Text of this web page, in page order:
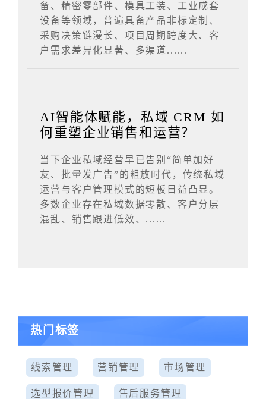
备、精密零部件、模具工装、工业成套
设备等领域，普遍具备产品非标定制、
采购决策链漫长、项目周期跨度大、客
户需求差异化显著、多渠道......
AI智能体赋能，私域 CRM 如
何重塑企业销售和运营？
当下企业私域经营早已告别“简单加好
友、批量发广告”的粗放时代，传统私域
运营与客户管理模式的短板日益凸显。
多数企业存在私域数据零散、客户分层
混乱、销售跟进低效、......
热门标签
线索管理 营销管理 市场管理
选型报价管理 售后服务管理